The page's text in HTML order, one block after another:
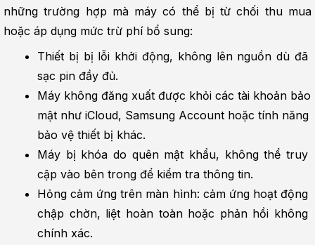
những trường hợp mà máy có thể bị từ chối thu mua
hoặc áp dụng mức trừ phí bổ sung:
Thiết bị bị lỗi khởi động, không lên nguồn dù đã
sạc pin đầy đủ.
Máy không đăng xuất được khỏi các tài khoản bảo
mật như iCloud, Samsung Account hoặc tính năng
bảo vệ thiết bị khác.
Máy bị khóa do quên mật khẩu, không thể truy
cập vào bên trong để kiểm tra thông tin.
Hỏng cảm ứng trên màn hình: cảm ứng hoạt động
chập chờn, liệt hoàn toàn hoặc phản hồi không
chính xác.